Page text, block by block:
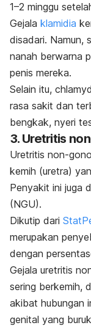
1–2 minggu
Gejala klamidia
disadari. Namun,
nanah berwarna
penis mereka.
Selain itu,
rasa sakit dan
bengkak, nyeri
3. Uretritis
Uretritis non-
kemih (uretra)
Penyakit ini juga
(NGU).
Dikutip dari
merupakan
dengan
Gejala uretritis
sering berkemih,
akibat hubungan
genital yang